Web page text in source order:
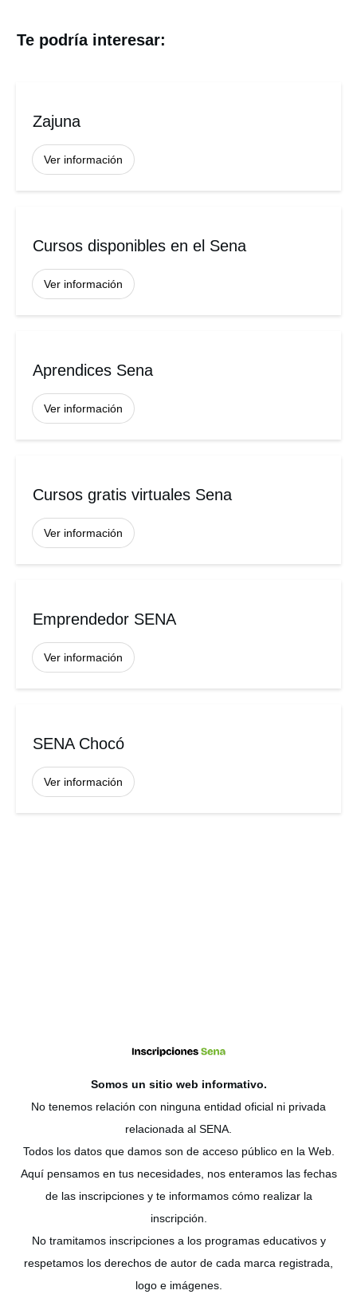
Te podría interesar:
Zajuna
Ver información
Cursos disponibles en el Sena
Ver información
Aprendices Sena
Ver información
Cursos gratis virtuales Sena
Ver información
Emprendedor SENA
Ver información
SENA Chocó
Ver información
Somos un sitio web informativo.
No tenemos relación con ninguna entidad oficial ni privada
relacionada al SENA.
Todos los datos que damos son de acceso público en la Web.
Aquí pensamos en tus necesidades, nos enteramos las fechas
de las inscripciones y te informamos cómo realizar la
inscripción.
No tramitamos inscripciones a los programas educativos y
respetamos los derechos de autor de cada marca registrada,
logo e imágenes.